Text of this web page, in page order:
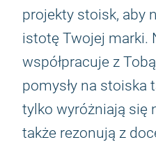
projekty stoisk, aby
istotę Twojej marki.
współpracuje z
pomysły na stoiska
tylko wyróżniają się
także rezonują z